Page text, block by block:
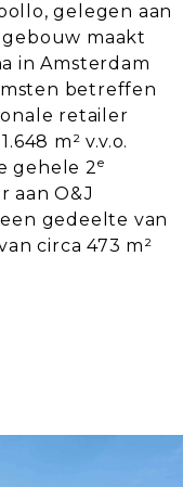
gelegen aan
maakt
in Amsterdam
betreffen
retailer
m² v.v.o.
gehele 2e
aan O&J
gedeelte van
circa 473 m²